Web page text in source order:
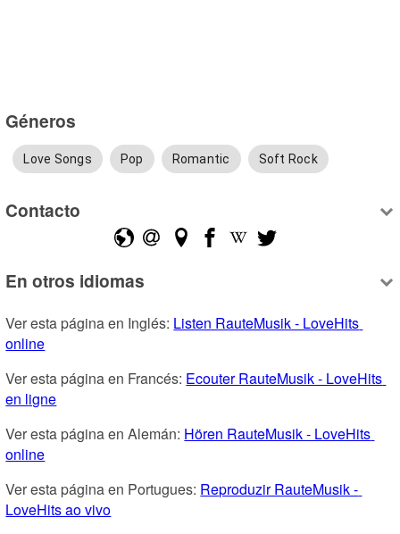
Géneros
Love Songs Pop Romantic Soft Rock
Contacto
En otros idiomas
Ver esta página en Inglés: Listen RauteMusik - LoveHits
online
Ver esta página en Francés: Ecouter RauteMusik - LoveHits
en ligne
Ver esta página en Alemán: Hören RauteMusik - LoveHits
online
Ver esta página en Portugues: Reproduzir RauteMusik -
LoveHits ao vivo